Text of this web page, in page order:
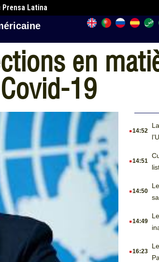
Latina
en
19
.14:52
.14:51
.14:50
.14:49
.16:23